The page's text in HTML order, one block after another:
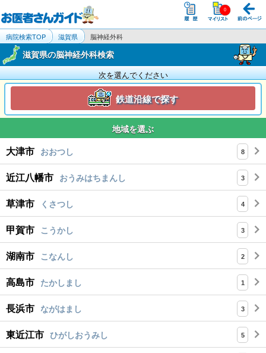
病院検索TOP 滋賀県 脳神経外科
滋賀県の脳神経外科検索
次を選んでください
鉄道沿線で探す
地域を選ぶ
大津市 おおつし 8
近江八幡市 おうみはちまんし 3
草津市 くさつし 4
甲賀市 こうかし 3
湖南市 こなんし 2
高島市 たかしまし 1
長浜市 ながはまし 3
東近江市 ひがしおうみし 5